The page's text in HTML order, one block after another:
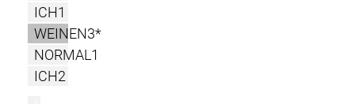
ICH1
WEINEN3*
NORMAL1
ICH2